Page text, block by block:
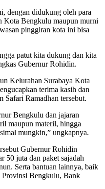
dengan didukung oleh para
Kota Bengkulu maupun murni
pinggiran kota ini bisa
patut kita dukung dan kita
Gubernur Rohidin.
Kelurahan Surabaya Kota
terima kasih dan
Safari Ramadhan tersebut.
Bengkulu dan jajaran
maupun materil, hingga
mungkin,” ungkapnya.
Gubernur Rohidin
50 juta dan paket sajadah
Serta bantuan lainnya, baik
Provinsi Bengkulu, Bank